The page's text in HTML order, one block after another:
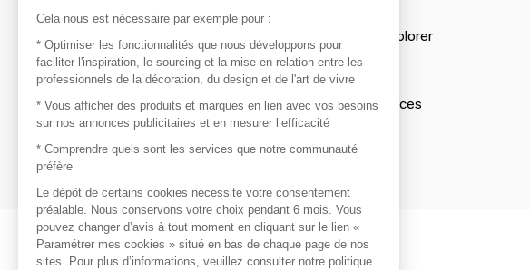
Découvrir
Les produits de milliers de fournisseurs à explorer
S'inspirer
Inspiration et sélections de produits tendances
Contacter
Cela nous est nécessaire par exemple pour :
* Optimiser les fonctionnalités que nous développons pour
faciliter l'inspiration, le sourcing et la mise en relation entre les
professionnels de la décoration, du design et de l'art de vivre
* Vous afficher des produits et marques en lien avec vos besoins
sur nos annonces publicitaires et en mesurer l’efficacité
* Comprendre quels sont les services que notre communauté
préfère
Le dépôt de certains cookies nécessite votre consentement
préalable. Nous conservons votre choix pendant 6 mois. Vous
pouvez changer d’avis à tout moment en cliquant sur le lien «
Paramétrer mes cookies » situé en bas de chaque page de nos
sites. Pour plus d’informations, veuillez consulter notre politique